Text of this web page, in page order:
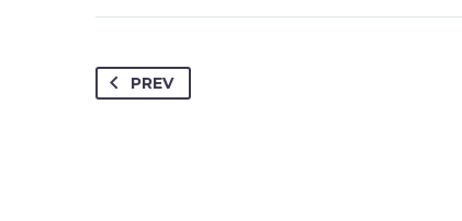
PREV